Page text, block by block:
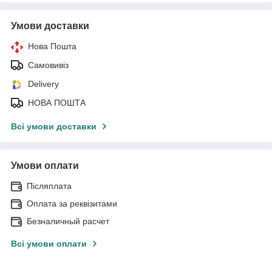
Умови доставки
Нова Пошта
Самовивіз
Delivery
НОВА ПОШТА
Всі умови доставки
Умови оплати
Післяплата
Оплата за реквізитами
Безналичный расчет
Всі умови оплати